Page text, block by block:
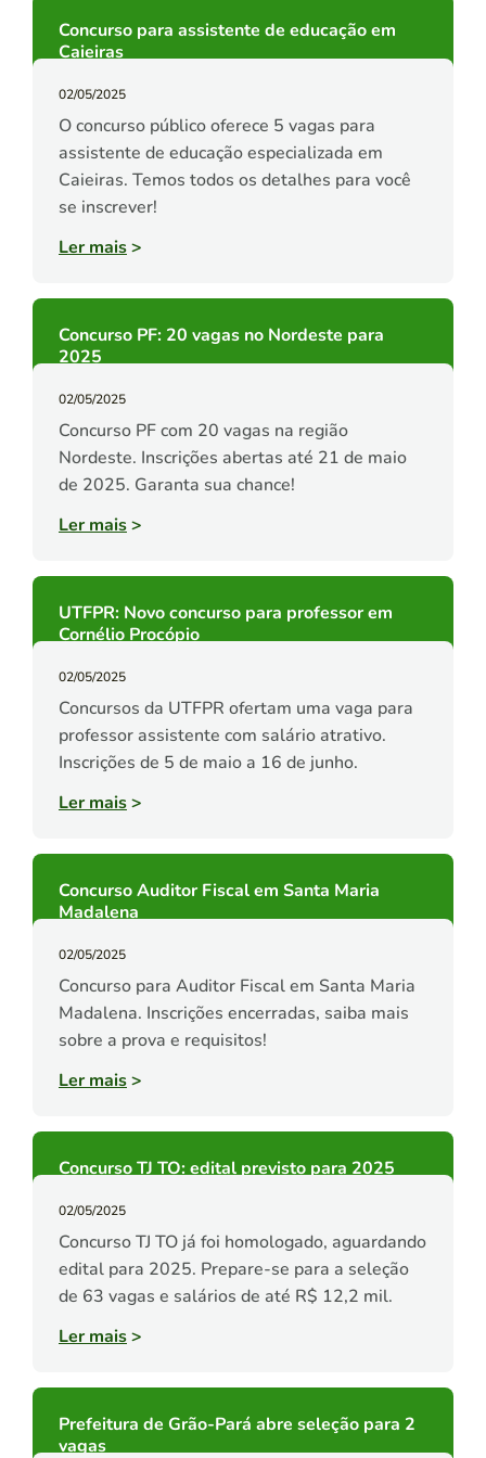
Concurso para assistente de educação em
Caieiras
02/05/2025
O concurso público oferece 5 vagas para
assistente de educação especializada em
Caieiras. Temos todos os detalhes para você
se inscrever!
Ler mais>
Concurso PF: 20 vagas no Nordeste para
2025
02/05/2025
Concurso PF com 20 vagas na região
Nordeste. Inscrições abertas até 21 de maio
de 2025. Garanta sua chance!
Ler mais>
UTFPR: Novo concurso para professor em
Cornélio Procópio
02/05/2025
Concursos da UTFPR ofertam uma vaga para
professor assistente com salário atrativo.
Inscrições de 5 de maio a 16 de junho.
Ler mais>
Concurso Auditor Fiscal em Santa Maria
Madalena
02/05/2025
Concurso para Auditor Fiscal em Santa Maria
Madalena. Inscrições encerradas, saiba mais
sobre a prova e requisitos!
Ler mais>
Concurso TJ TO: edital previsto para 2025
02/05/2025
Concurso TJ TO já foi homologado, aguardando
edital para 2025. Prepare-se para a seleção
de 63 vagas e salários de até R$ 12,2 mil.
Ler mais>
Prefeitura de Grão-Pará abre seleção para 2
vagas